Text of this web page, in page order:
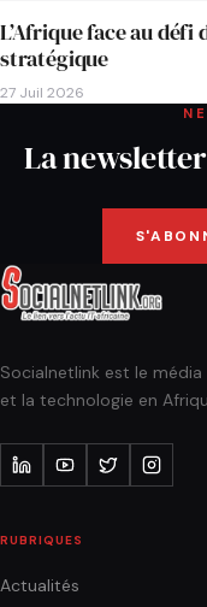
L’Afrique face au
stratégique
27 Juil 2026
La
Socialnetlink est le
et la technologie en
RUBRIQUES
Actualités